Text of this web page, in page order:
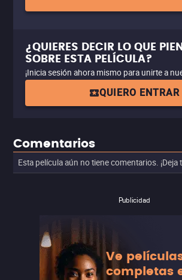
¿QUIERES DECIR LO QUE
SOBRE ESTA PELÍCULA?
¡Inicia sesión ahora mismo para unirte a
QUIERO ENTRAR
Comentarios
Esta película aún no tiene comentarios.
Publicidad
Ve
completas